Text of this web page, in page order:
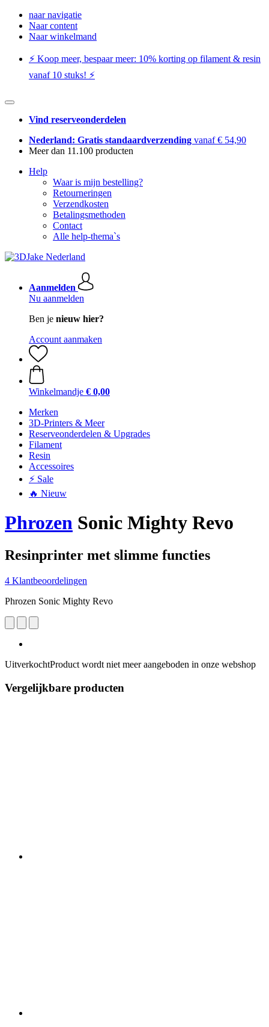
naar navigatie
Naar content
Naar winkelmand
⚡️ Koop meer, bespaar meer: ​​10% korting op filament & resin
vanaf 10 stuks! ⚡️
Vind reserveonderdelen
Nederland: Gratis standaardverzending vanaf € 54,90
Meer dan 11.100 producten
Help
Waar is mijn bestelling?
Retourneringen
Verzendkosten
Betalingsmethoden
Contact
Alle help-thema`s
Aanmelden
Nu aanmelden
Ben je nieuw hier?
Account aanmaken
Winkelmandje € 0,00
Merken
3D-Printers & Meer
Reserveonderdelen & Upgrades
Filament
Resin
Accessoires
⚡ Sale
🔥 Nieuw
Phrozen Sonic Mighty Revo
Resinprinter met slimme functies
4 Klantbeoordelingen
Phrozen Sonic Mighty Revo
UitverkochtProduct wordt niet meer aangeboden in onze webshop
Vergelijkbare producten